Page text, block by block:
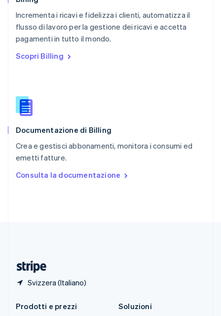
Incrementa i ricavi e fidelizza i clienti, automatizza il
flusso di lavoro per la gestione dei ricavi e accetta
pagamenti in tutto il mondo.
Scopri Billing
Documentazione di Billing
Crea e gestisci abbonamenti, monitora i consumi ed
emetti fatture.
Consulta la documentazione
Svizzera (Italiano)
English简体中文
Regno Unito
English
English
English
Slovacchia
Slovenia
Spagna
EspañolEnglish
English Español简体中文
Prodotti e prezzi
Soluzioni